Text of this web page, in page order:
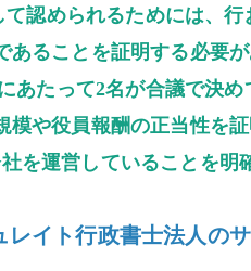
認められるためには、
あることを証明する必要が
あたって2名が合議で決め
模や役員報酬の正当性を証
を運営していることを明
レイト行政書士法人の